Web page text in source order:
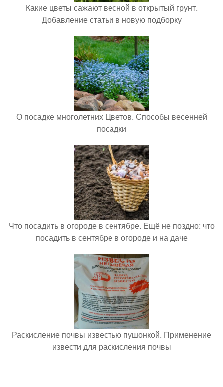
Какие цветы сажают весной в открытый грунт.
Добавление статьи в новую подборку
О посадке многолетних Цветов. Способы весенней
посадки
Что посадить в огороде в сентябре. Ещё не поздно: что
посадить в сентябре в огороде и на даче
Раскисление почвы известью пушонкой. Применение
извести для раскисления почвы